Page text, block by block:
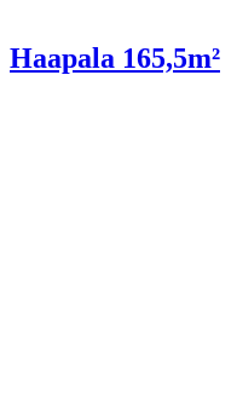
Haapala 165,5m²